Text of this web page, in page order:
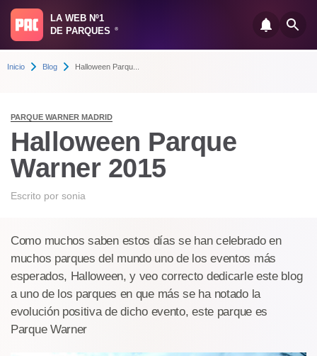
LA WEB Nº1
DE PARQUES
®
Inicio Blog Halloween Parqu...
PARQUE WARNER MADRID
Halloween Parque
Warner 2015
Escrito por sonia
Como muchos saben estos días se han celebrado en
muchos parques del mundo uno de los eventos más
esperados, Halloween, y veo correcto dedicarle este blog
a uno de los parques en que más se ha notado la
evolución positiva de dicho evento, este parque es
Parque Warner